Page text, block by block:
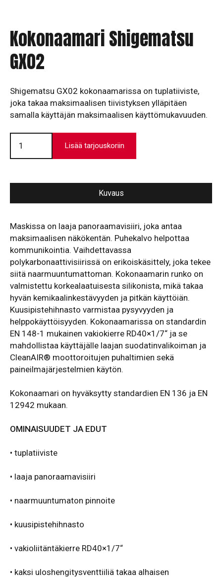
Kokonaamari Shigematsu
GX02
Shigematsu GX02 kokonaamarissa on tuplatiiviste,
joka takaa maksimaalisen tiivistyksen ylläpitäen
samalla käyttäjän maksimaalisen käyttömukavuuden.
Kokonaamari
Shigematsu
GX02
määrä
Lisää tarjouskoriin
Kuvaus
Maskissa on laaja panoraamavisiiri, joka antaa
maksimaalisen näkökentän. Puhekalvo helpottaa
kommunikointia. Vaihdettavassa
polykarbonaattivisiirissä on erikoiskäsittely, joka tekee
siitä naarmuuntumattoman. Kokonaamarin runko on
valmistettu korkealaatuisesta silikonista, mikä takaa
hyvän kemikaalinkestävyyden ja pitkän käyttöiän.
Kuusipistehihnasto varmistaa pysyvyyden ja
helppokäyttöisyyden. Kokonaamarissa on standardin
EN 148-1 mukainen vakiokierre RD40×1/7“ ja se
mahdollistaa käyttäjälle laajan suodatinvalikoiman ja
CleanAIR® moottoroitujen puhaltimien sekä
paineilmajärjestelmien käytön.
Kokonaamari on hyväksytty standardien EN 136 ja EN
12942 mukaan.
OMINAISUUDET JA EDUT
• tuplatiiviste
• laaja panoraamavisiiri
• naarmuuntumaton pinnoite
• kuusipistehihnasto
• vakioliitäntäkierre RD40×1/7“
• kaksi uloshengitysventtiiliä takaa alhaisen